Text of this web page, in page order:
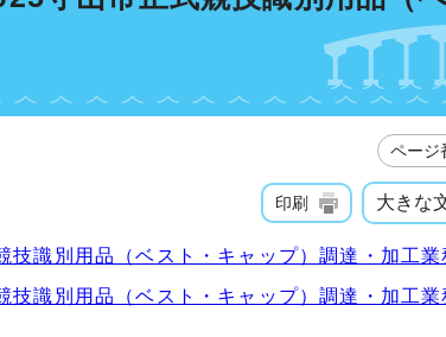
ページ
印刷 大きな
技識別用品（ベスト・キャップ）調達・加工
識別用品（ベスト・キャップ）調達・加工業